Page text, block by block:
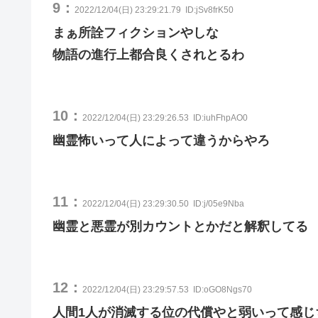
9： 2022/12/04(日) 23:29:21.79 ID:jSv8frK50
まぁ所詮フィクションやしな
物語の進行上都合良くされとるわ
10： 2022/12/04(日) 23:29:26.53 ID:iuhFhpAO0
幽霊怖いって人によって違うからやろ
11： 2022/12/04(日) 23:29:30.50 ID:j/05e9Nba
幽霊と悪霊が別カウントとかだと解釈してる
12： 2022/12/04(日) 23:29:57.53 ID:oGO8Ngs70
人間1人が消滅する位の代償やと弱いって感